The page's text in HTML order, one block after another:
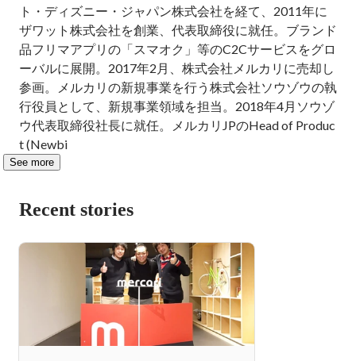
ト・ディズニー・ジャパン株式会社を経て、2011年に
ザワット株式会社を創業、代表取締役に就任。ブランド
品フリマアプリの「スマオク」等のC2Cサービスをグロ
ーバルに展開。2017年2月、株式会社メルカリに売却し
参画。メルカリの新規事業を行う株式会社ソウゾウの執
行役員として、新規事業領域を担当。2018年4月ソウゾ
ウ代表取締役社長に就任。メルカリJPのHead of Produc
t (Newbi
See more
Recent stories